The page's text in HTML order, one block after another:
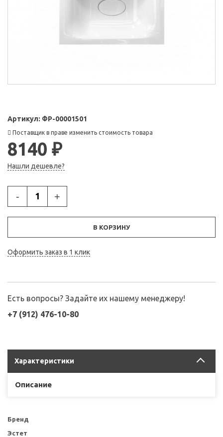
Артикул: ФР-00001501
Поставщик в праве изменить стоимость товара
8140 ₽
Нашли дешевле?
- +
В КОРЗИНУ
Оформить заказ в 1 клик
Есть вопросы? Задайте их нашему менеджеру!
+7 (912) 476-10-80
Характеристики
Описание
Бренд
Эстет